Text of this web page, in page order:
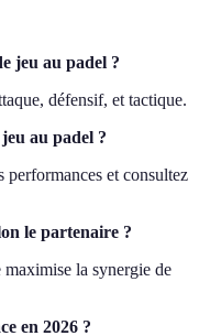
jeu au padel ?
défensif, et tactique.
au padel ?
performances et consultez
le partenaire ?
la synergie de
en 2026 ?